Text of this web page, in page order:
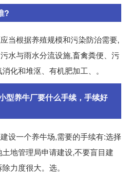
?
当根据养殖规模和污染防治需要,
水与雨水分流设施,畜禽粪便、污
化和堆沤、有机肥加工、。
型养牛厂要什么手续，手续好
设一个养牛场,需要的手续有:选择
地管理局申请建设,不要盲目建
力度很大。选。